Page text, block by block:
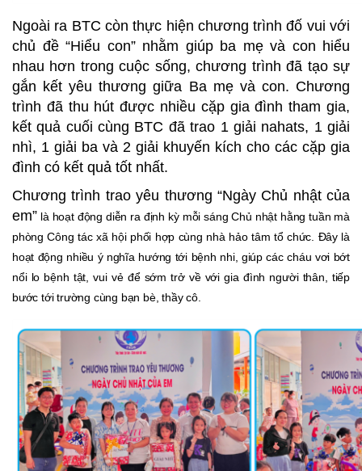
Ngoài ra BTC còn thực hiện chương trình đố vui với
chủ đề “Hiểu con” nhằm giúp ba mẹ và con hiểu
nhau hơn trong cuộc sống, chương trình đã tạo sự
gắn kết yêu thương giữa Ba mẹ và con. Chương
trình đã thu hút được nhiều cặp gia đình tham gia,
kết quả cuối cùng BTC đã trao 1 giải nahats, 1 giải
nhì, 1 giải ba và 2 giải khuyến kích cho các cặp gia
đình có kết quả tốt nhất.
Chương trình trao yêu thương “Ngày Chủ nhật của
em” là hoạt động diễn ra định kỳ mỗi sáng Chủ nhật hằng tuần mà
phòng Công tác xã hội phối hợp cùng nhà hảo tâm tổ chức. Đây là
hoạt động nhiều ý nghĩa hướng tới bệnh nhi, giúp các cháu vơi bớt
nổi lo bệnh tật, vui vẻ để sớm trở về với gia đình người thân, tiếp
bước tới trường cùng bạn bè, thầy cô.